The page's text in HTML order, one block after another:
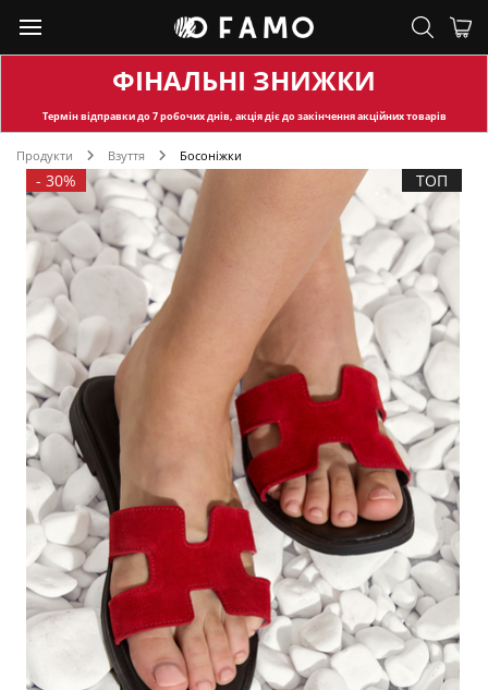
ФІНАЛЬНІ ЗНИЖКИ
Термін відправкидо 7 робочих днів, акція діє до закінчення акційних товарів
Продукти Взуття Босоніжки
- 30% ТОП